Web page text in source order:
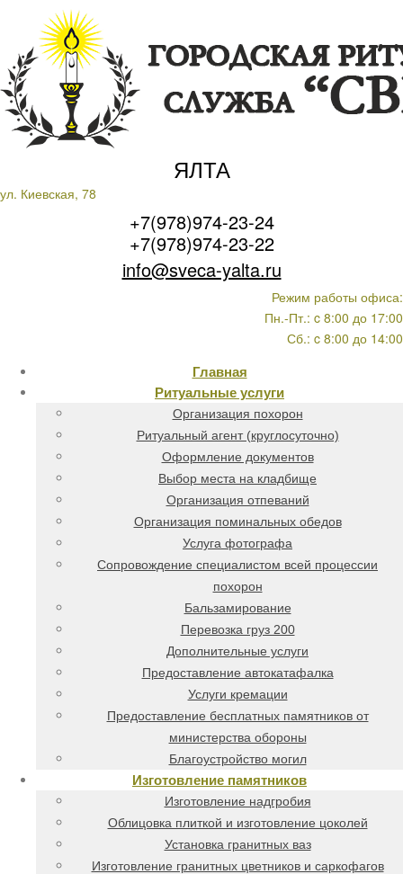
ЯЛТА
ул. Киевская, 78
+7(978)974-23-24
+7(978)974-23-22
info@sveca-yalta.ru
Режим работы офиса:
Пн.-Пт.: c 8:00 до 17:00
Сб.: c 8:00 до 14:00
Главная
Ритуальные услуги
Организация похорон
Ритуальный агент (круглосуточно)
Оформление документов
Выбор места на кладбище
Организация отпеваний
Организация поминальных обедов
Услуга фотографа
Сопровождение специалистом всей процессии
похорон
Бальзамирование
Перевозка груз 200
Дополнительные услуги
Предоставление автокатафалка
Услуги кремации
Предоставление бесплатных памятников от
министерства обороны
Благоустройство могил
Изготовление памятников
Изготовление надгробия
Облицовка плиткой и изготовление цоколей
Установка гранитных ваз
Изготовление гранитных цветников и саркофагов